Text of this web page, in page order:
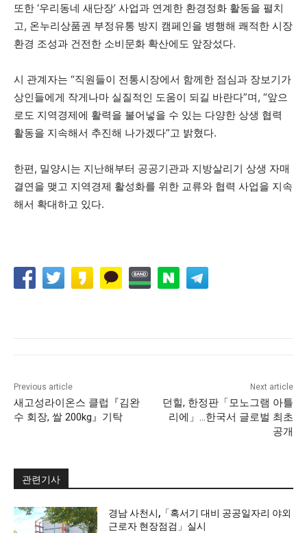
또한 ‘우리동네 새단장’ 사업과 연계한 환경정화 활동을 펼치
고, 온누리상품권 부정유통 방지 캠페인을 병행해 쾌적한 시장
환경 조성과 건전한 소비문화 확산에도 앞장섰다.
시 관계자는 “직원들이 전통시장에서 함께한 점심과 장보기가
상인들에게 작게나마 실질적인 도움이 되길 바란다”며, “앞으
로도 지역경제에 활력을 불어넣을 수 있는 다양한 상생 협력
활동을 지속해서 추진해 나가겠다”고 밝혔다.
한편, 밀양시는 지난해부터 공공기관과 지방살리기 상생 자매
결연을 맺고 지역경제 활성화를 위한 교류와 협력 사업을 지속
해서 확대하고 있다.
Previous article
새고성라이온스 클럽『김완
수 회장, 쌀 200kg』기탁
Next article
던힐, 한정판「모노그램 아틀
리에」…한국서 글로벌 최초
공개
관련기사
경남 사천시,「혹서기 대비 공공일자리 야외
근로자 현장점검」실시